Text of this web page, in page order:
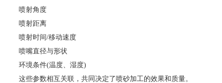
喷射角度
喷射距离
喷射时间/移动速度
喷嘴直径与形状
环境条件(温度、湿度)
这些参数相互关联，共同决定了喷砂加工的效果和质量。